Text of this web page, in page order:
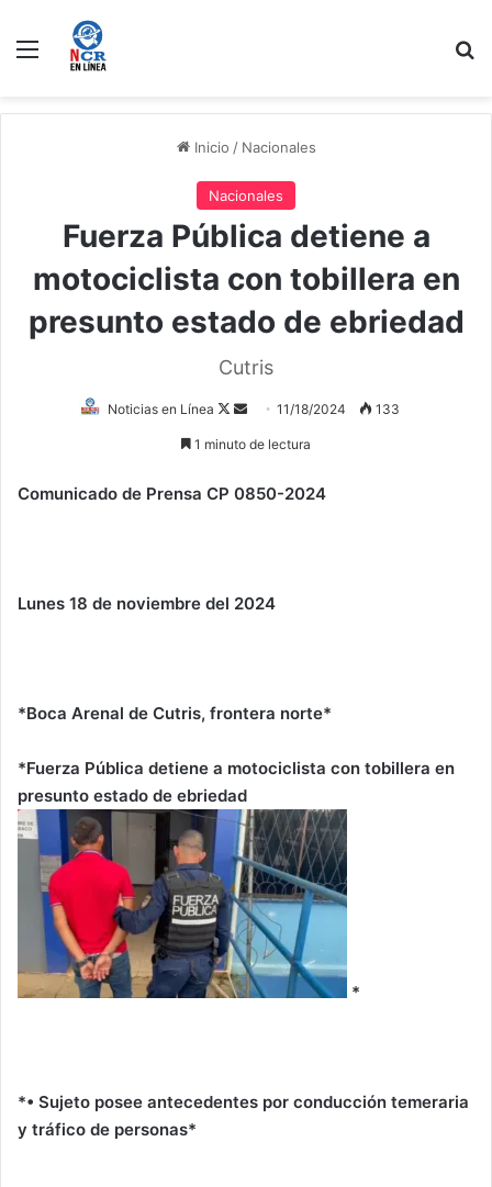
Menú
Inicio / Nacionales
Nacionales
Fuerza Pública detiene a
motociclista con tobillera en
presunto estado de ebriedad
Cutris
Noticias en Línea
Follow
Send11/18/2024 133
1 minuto de lectura
Comunicado de Prensa CP 0850-2024
Lunes 18 de noviembre del 2024
*Boca Arenal de Cutris, frontera norte*
*Fuerza Pública detiene a motociclista con tobillera en
presunto estado de ebriedad
*
*• Sujeto posee antecedentes por conducción temeraria
y tráfico de personas*